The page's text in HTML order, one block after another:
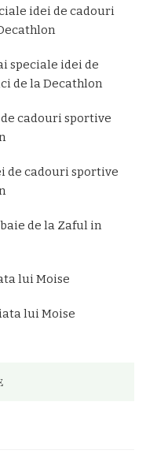
idei de cadouri
speciale idei de
de la Decathlon
cadouri sportive
de cadouri sportive
de la Zaful in
lui Moise
lui Moise